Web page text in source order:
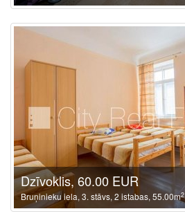
Dzīvoklis, 60.00 EUR
Bruņinieku iela, 3. stāvs, 2 istabas, 55.00m2